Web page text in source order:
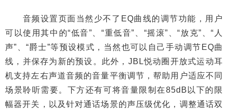
音频设置页面当然少不了EQ曲线的调节功能，用户
可以使用其中的“低音”、“重低音”、“摇滚”、“放克”、“人
声”、“爵士”等预设模式，当然也可以自己手动调节EQ曲
线，并保存为新的预设。此外，JBL悦动圈开放式运动耳
机支持左右声道音频的音量平衡调节，帮助用户适应不同
场景聆听需要。下方还有可将音量限制在85dB以下的限
幅器开关，以及针对通话场景的声压级优化，调整通话双